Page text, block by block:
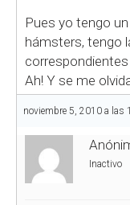
Pues yo tengo
hámsters, tengo
Ah! Y se me
noviembre 5, 2010 a las
Inactivo